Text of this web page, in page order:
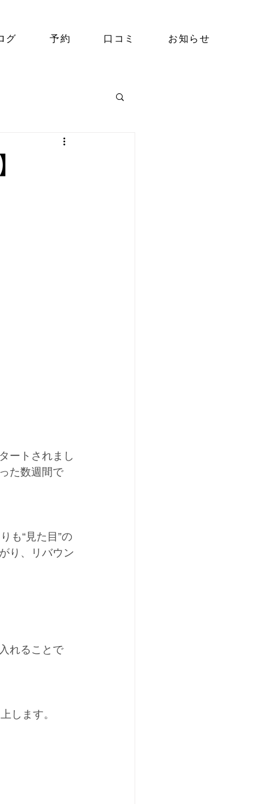
グ 予約 口コミ お知らせ
ートされまし
た数週間で
も“見た目”の
り、リバウン
れることで
します。